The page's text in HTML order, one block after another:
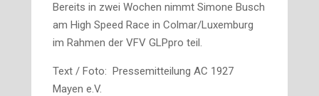
Bereits in zwei Wochen nimmt Simone Busch
am High Speed Race in Colmar/Luxemburg
im Rahmen der VFV GLPpro teil.
Text / Foto: Pressemitteilung AC 1927
Mayen e.V.